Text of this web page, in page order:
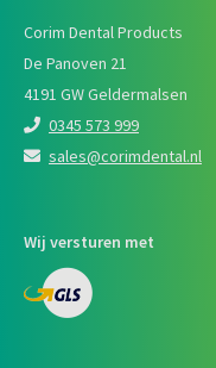
Corim Dental Products
De Panoven 21
4191 GW Geldermalsen
0345 573 999
sales@corimdental.nl
Wij versturen met